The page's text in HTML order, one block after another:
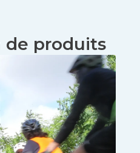
de produits